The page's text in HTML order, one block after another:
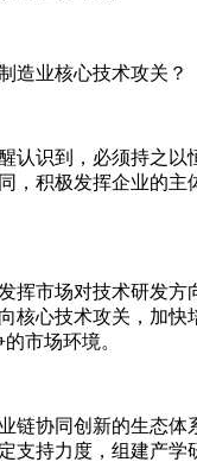
造业核心技术攻关？
认识到，必须持之以
，积极发挥企业的
挥市场对技术研发
核心技术攻关，加
市场环境。
链协同创新的生态
支持力度，组建产